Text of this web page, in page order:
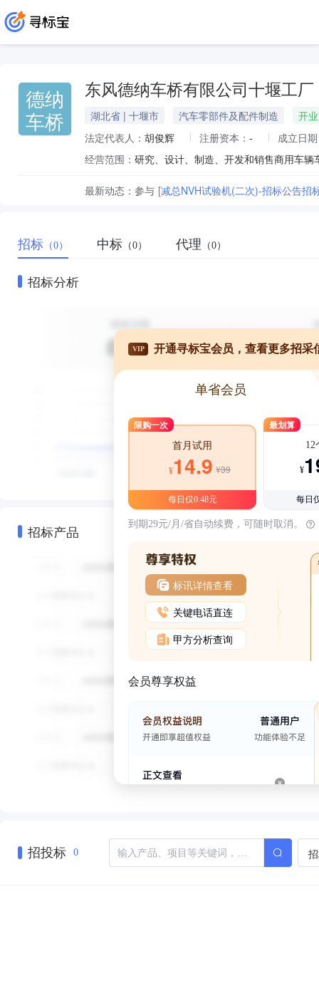
德纳
车桥
东风德纳车桥有限公司十堰工厂
湖北省 | 十堰市 汽车零部件及配件制造
开业
法定代表人： 胡俊辉 注册资本： -
成立日
经营范围：
最新动态： 参与 [减总NVH试验机(二次)-招标公告招
招标 （0） 中标 （0） 代理 （0）
招标分析
招标产品
VIP 开通寻标宝会员，查看更多招采
单省会员
限购一次
首月试用
¥14.9 ¥39
每日仅0.48元
最划算
12
¥
每日
到期29元/月/省自动续费，可随时取消。
标讯详情查看
关键电话直连
甲方分析查询
会员尊享权益
招投标 0